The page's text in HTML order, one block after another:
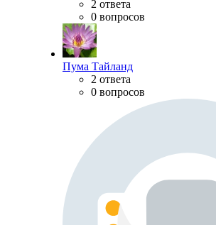
2 ответа
0 вопросов
Пума Тайланд
2 ответа
0 вопросов